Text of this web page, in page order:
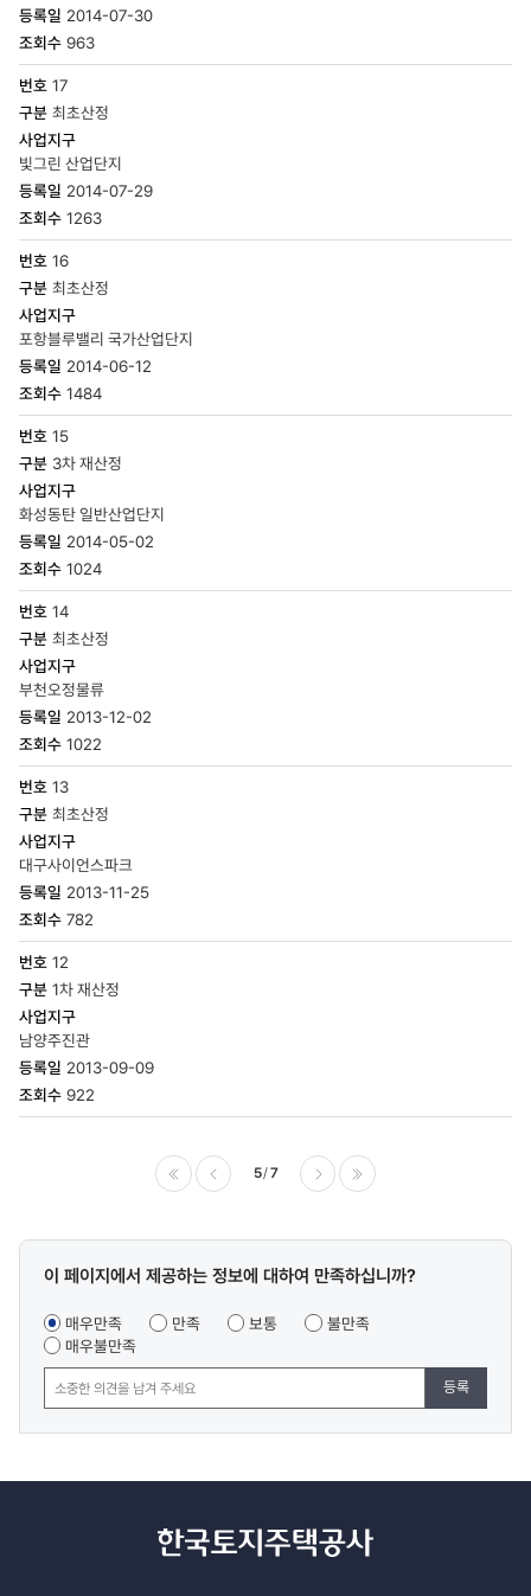
2014-07-30
963
17
최초산정
빛그린 산업단지
2014-07-29
1263
16
최초산정
포항블루밸리 국가산업단지
2014-06-12
1484
15
3차 재산정
화성동탄 일반산업단지
2014-05-02
1024
14
최초산정
부천오정물류
2013-12-02
1022
13
최초산정
대구사이언스파크
2013-11-25
782
12
1차 재산정
남양주진관
2013-09-09
922
5 7
콘텐츠
조사
이 페이지에서 제공하는 정보에 대하여 만족하십니까?
매우만족 만족 보통
불만족
매우불만족
등록